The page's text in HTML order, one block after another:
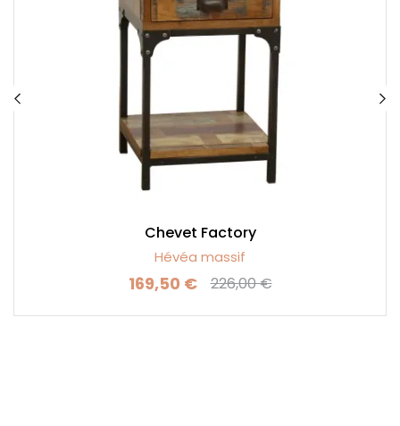
Chevet Factory
Hévéa massif
Prix
169,50 € Prix de base
226,00 €